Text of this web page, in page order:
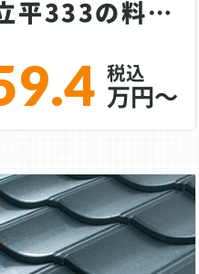
屋根葺き替え│立平333の料金プラン
万円～